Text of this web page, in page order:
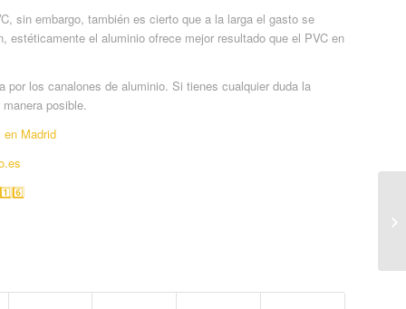
sin embargo, también es cierto que a la larga el gasto se
el aluminio ofrece mejor resultado que el PVC en
los canalones de aluminio. Si tienes cualquier duda la
posible.
en Madrid